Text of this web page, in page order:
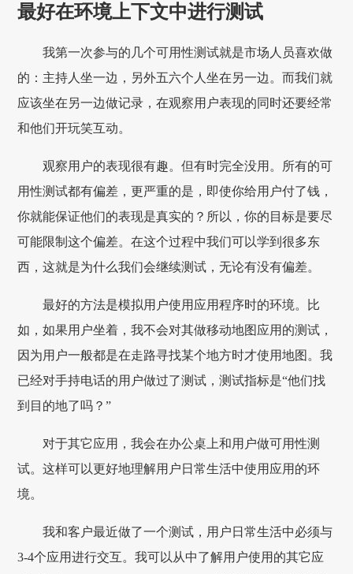
最好在环境上下文中进行测试
我第一次参与的几个可用性测试就是市场人员喜欢做
的：主持人坐一边，另外五六个人坐在另一边。而我们就
应该坐在另一边做记录，在观察用户表现的同时还要经常
和他们开玩笑互动。
观察用户的表现很有趣。但有时完全没用。所有的可
用性测试都有偏差，更严重的是，即使你给用户付了钱，
你就能保证他们的表现是真实的？所以，你的目标是要尽
可能限制这个偏差。在这个过程中我们可以学到很多东
西，这就是为什么我们会继续测试，无论有没有偏差。
最好的方法是模拟用户使用应用程序时的环境。比
如，如果用户坐着，我不会对其做移动地图应用的测试，
因为用户一般都是在走路寻找某个地方时才使用地图。我
已经对手持电话的用户做过了测试，测试指标是“他们找
到目的地了吗？”
对于其它应用，我会在办公桌上和用户做可用性测
试。这样可以更好地理解用户日常生活中使用应用的环
境。
我和客户最近做了一个测试，用户日常生活中必须与
3-4个应用进行交互。我可以从中了解用户使用的其它应